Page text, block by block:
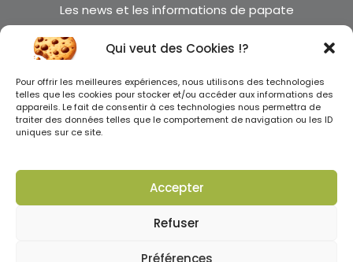
Qui veut des Cookies !?
Pour offrir les meilleures expériences, nous utilisons des technologies
telles que les cookies pour stocker et/ou accéder aux informations des
appareils. Le fait de consentir à ces technologies nous permettra de
traiter des données telles que le comportement de navigation ou les ID
uniques sur ce site.
Accepter
Refuser
Préférences
Les news et les informations de papate
c’est par ici
Tous droits réservés ©2025